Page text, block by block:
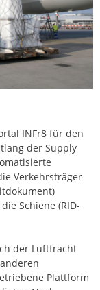
INFr8 für den
der Supply
Verkehrsträger
Schiene (RID-
der Luftfracht
Plattform